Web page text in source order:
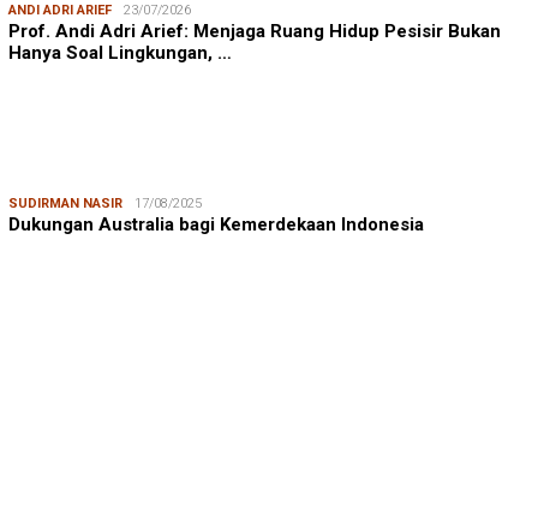
ANDI ADRI ARIEF 23/07/2026
Prof. Andi Adri Arief: Menjaga Ruang Hidup Pesisir Bukan
Hanya Soal Lingkungan, …
SUDIRMAN NASIR 17/08/2025
Dukungan Australia bagi Kemerdekaan Indonesia